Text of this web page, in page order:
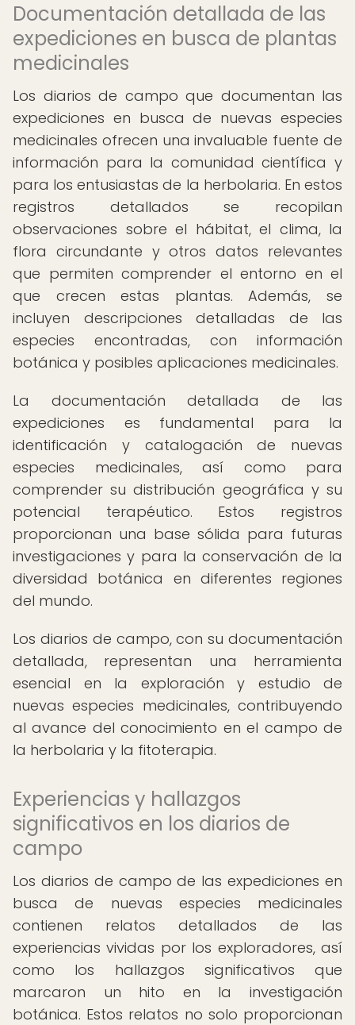
Documentación detallada de las
expediciones en busca de plantas
medicinales
Los diarios de campo que documentan las
expediciones en busca de nuevas especies
medicinales ofrecen una invaluable fuente de
información para la comunidad científica y
para los entusiastas de la herbolaria. En estos
registros detallados se recopilan
observaciones sobre el hábitat, el clima, la
flora circundante y otros datos relevantes
que permiten comprender el entorno en el
que crecen estas plantas. Además, se
incluyen descripciones detalladas de las
especies encontradas, con información
botánica y posibles aplicaciones medicinales.
La documentación detallada de las
expediciones es fundamental para la
identificación y catalogación de nuevas
especies medicinales, así como para
comprender su distribución geográfica y su
potencial terapéutico. Estos registros
proporcionan una base sólida para futuras
investigaciones y para la conservación de la
diversidad botánica en diferentes regiones
del mundo.
Los diarios de campo, con su documentación
detallada, representan una herramienta
esencial en la exploración y estudio de
nuevas especies medicinales, contribuyendo
al avance del conocimiento en el campo de
la herbolaria y la fitoterapia.
Experiencias y hallazgos
significativos en los diarios de
campo
Los diarios de campo de las expediciones en
busca de nuevas especies medicinales
contienen relatos detallados de las
experiencias vividas por los exploradores, así
como los hallazgos significativos que
marcaron un hito en la investigación
botánica. Estos relatos no solo proporcionan